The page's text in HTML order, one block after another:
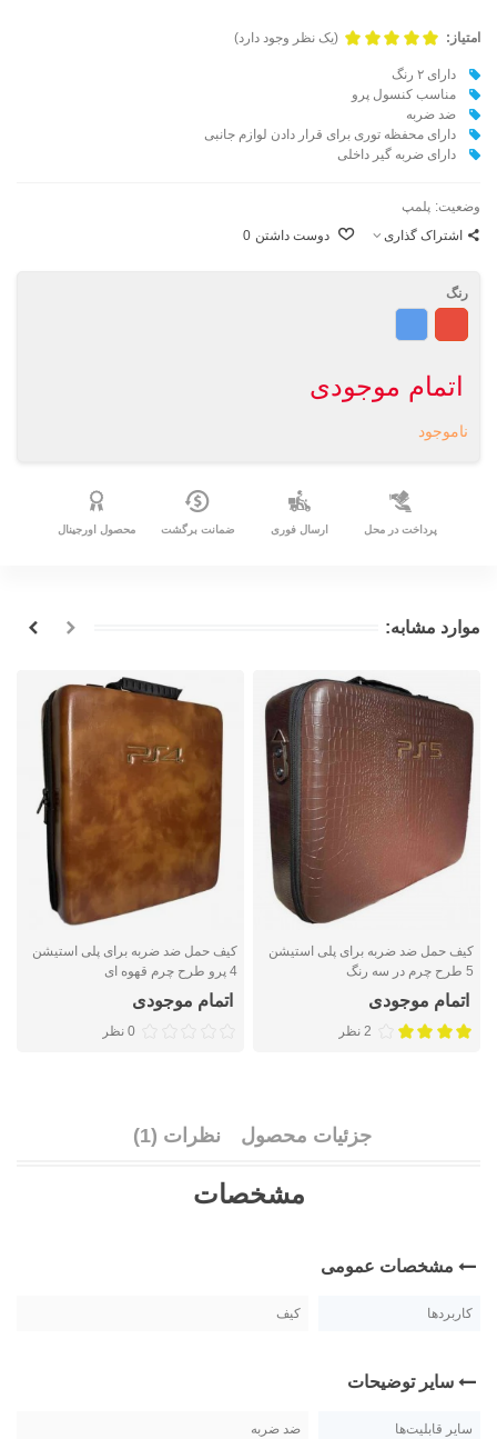
امتیاز: (یک نظر وجود دارد)
دارای ۲ رنگ
مناسب کنسول پرو
ضد ضربه
دارای محفظه توری برای قرار دادن لوازم جانبی
دارای ضربه گیر داخلی
وضعیت: پلمپ
اشتراک گذاری
دوست داشتن 0
رنگ
قرمز
آبی
اتمام موجودی
ناموجود
پرداخت در محل ارسال فوری ضمانت برگشت محصول اورجینال
موارد مشابه:
کیف حمل ضد ضربه برای پلی استیشن
5 طرح چرم در سه رنگ
اتمام موجودی
2 نظر
کیف حمل ضد ضربه برای پلی استیشن
4 پرو طرح چرم قهوه ای
اتمام موجودی
0 نظر
جزئیات محصول نظرات (1)
مشخصات
مشخصات عمومی
کاربردها کیف
سایر توضیحات
سایر قابلیت‌ها ضد ضربه